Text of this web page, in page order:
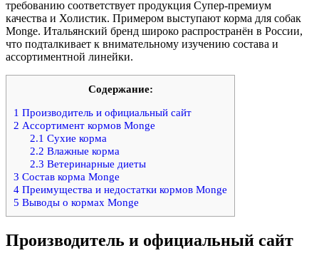
требованию соответствует продукция Супер-премиум
качества и Холистик. Примером выступают корма для собак
Monge. Итальянский бренд широко распространён в России,
что подталкивает к внимательному изучению состава и
ассортиментной линейки.
Содержание:
1 Производитель и официальный сайт
2 Ассортимент кормов Monge
2.1 Сухие корма
2.2 Влажные корма
2.3 Ветеринарные диеты
3 Состав корма Monge
4 Преимущества и недостатки кормов Monge
5 Выводы о кормах Monge
Производитель и официальный сайт